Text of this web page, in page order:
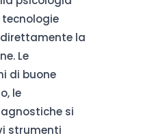
la
Le
di buone
le
si
strumenti